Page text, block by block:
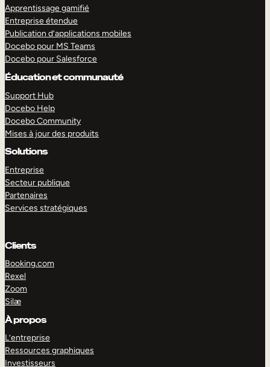
Apprentissage gamifié
Entreprise étendue
Publication d’applications mobiles
Docebo pour MS Teams
Docebo pour Salesforce
Éducation et communauté
Support Hub
Docebo Help
Docebo Community
Mises à jour des produits
Solutions
Entreprise
Secteur publique
Partenaires
Services stratégiques
Clients
Booking.com
Rexel
Zoom
Silæ
À propos
L’entreprise
Ressources graphiques
Investisseurs